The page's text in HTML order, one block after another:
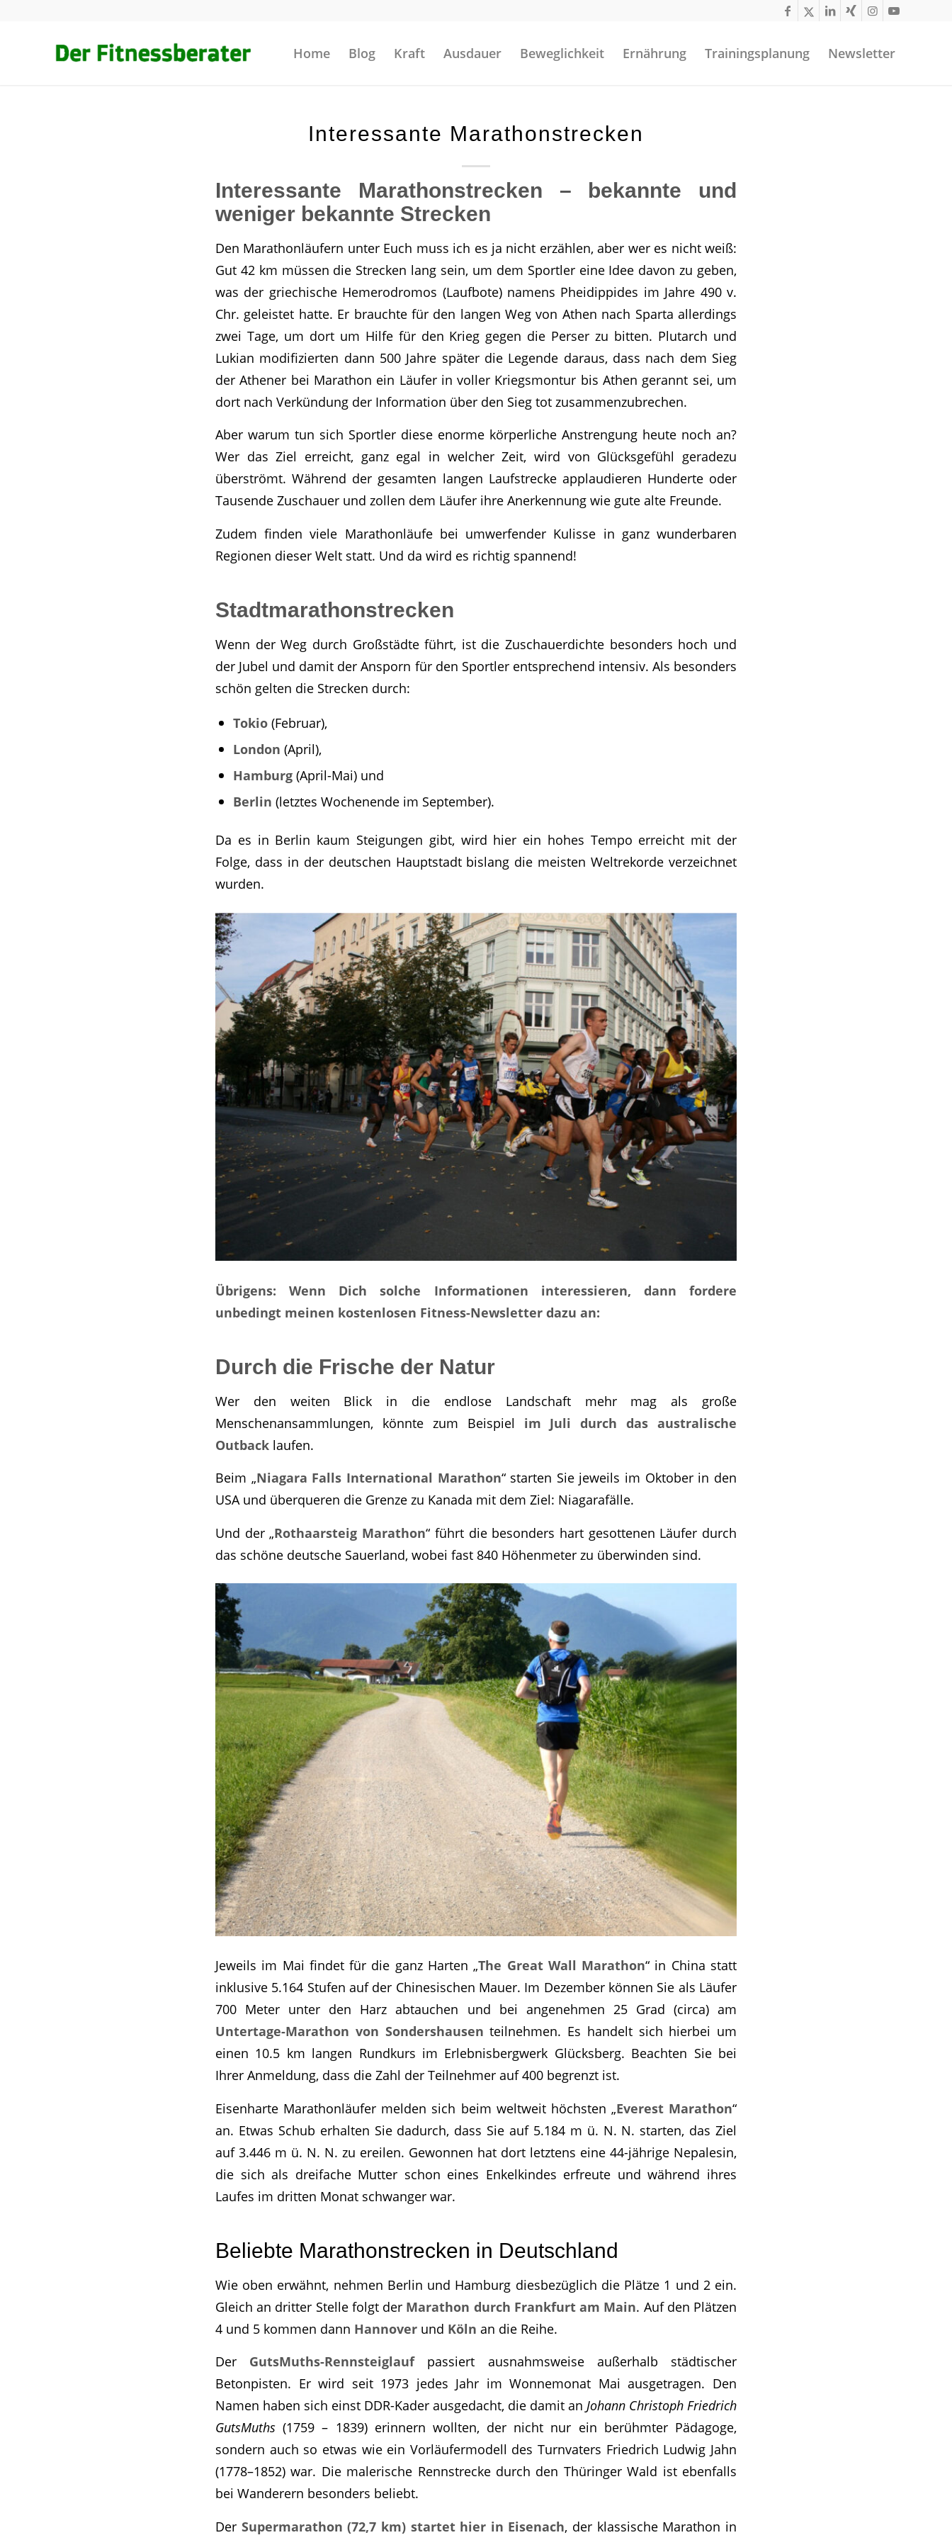
Home Blog Kraft Ausdauer Beweglichkeit Ernährung Trainingsplanung Newsletter
Interessante Marathonstrecken
Interessante Marathonstrecken – bekannte und
weniger bekannte Strecken
Den Marathonläufern unter Euch muss ich es ja nicht erzählen, aber wer es nicht weiß:
Gut 42 km müssen die Strecken lang sein, um dem Sportler eine Idee davon zu geben,
was der griechische Hemerodromos (Laufbote) namens Pheidippides im Jahre 490 v.
Chr. geleistet hatte. Er brauchte für den langen Weg von Athen nach Sparta allerdings
zwei Tage, um dort um Hilfe für den Krieg gegen die Perser zu bitten. Plutarch und
Lukian modifizierten dann 500 Jahre später die Legende daraus, dass nach dem Sieg
der Athener bei Marathon ein Läufer in voller Kriegsmontur bis Athen gerannt sei, um
dort nach Verkündung der Information über den Sieg tot zusammenzubrechen.
Aber warum tun sich Sportler diese enorme körperliche Anstrengung heute noch an?
Wer das Ziel erreicht, ganz egal in welcher Zeit, wird von Glücksgefühl geradezu
überströmt. Während der gesamten langen Laufstrecke applaudieren Hunderte oder
Tausende Zuschauer und zollen dem Läufer ihre Anerkennung wie gute alte Freunde.
Zudem finden viele Marathonläufe bei umwerfender Kulisse in ganz wunderbaren
Regionen dieser Welt statt. Und da wird es richtig spannend!
Stadtmarathonstrecken
Wenn der Weg durch Großstädte führt, ist die Zuschauerdichte besonders hoch und
der Jubel und damit der Ansporn für den Sportler entsprechend intensiv. Als besonders
schön gelten die Strecken durch:
Tokio (Februar),
London (April),
Hamburg (April-Mai) und
Berlin (letztes Wochenende im September).
Da es in Berlin kaum Steigungen gibt, wird hier ein hohes Tempo erreicht mit der
Folge, dass in der deutschen Hauptstadt bislang die meisten Weltrekorde verzeichnet
wurden.
Übrigens: Wenn Dich solche Informationen interessieren, dann fordere
unbedingt meinen kostenlosen Fitness-Newsletter dazu an:
Durch die Frische der Natur
Wer den weiten Blick in die endlose Landschaft mehr mag als große
Menschenansammlungen, könnte zum Beispiel im Juli durch das australische
Outback laufen.
Beim „Niagara Falls International Marathon“ starten Sie jeweils im Oktober in den
USA und überqueren die Grenze zu Kanada mit dem Ziel: Niagarafälle.
Und der „Rothaarsteig Marathon“ führt die besonders hart gesottenen Läufer durch
das schöne deutsche Sauerland, wobei fast 840 Höhenmeter zu überwinden sind.
Jeweils im Mai findet für die ganz Harten „The Great Wall Marathon“ in China statt
inklusive 5.164 Stufen auf der Chinesischen Mauer. Im Dezember können Sie als Läufer
700 Meter unter den Harz abtauchen und bei angenehmen 25 Grad (circa) am
Untertage-Marathon von Sondershausen teilnehmen. Es handelt sich hierbei um
einen 10.5 km langen Rundkurs im Erlebnisbergwerk Glücksberg. Beachten Sie bei
Ihrer Anmeldung, dass die Zahl der Teilnehmer auf 400 begrenzt ist.
Eisenharte Marathonläufer melden sich beim weltweit höchsten „Everest Marathon“
an. Etwas Schub erhalten Sie dadurch, dass Sie auf 5.184 m ü. N. N. starten, das Ziel
auf 3.446 m ü. N. N. zu ereilen. Gewonnen hat dort letztens eine 44-jährige Nepalesin,
die sich als dreifache Mutter schon eines Enkelkindes erfreute und während ihres
Laufes im dritten Monat schwanger war.
Beliebte Marathonstrecken in Deutschland
Wie oben erwähnt, nehmen Berlin und Hamburg diesbezüglich die Plätze 1 und 2 ein.
Gleich an dritter Stelle folgt der Marathon durch Frankfurt am Main. Auf den Plätzen
4 und 5 kommen dann Hannover und Köln an die Reihe.
Der GutsMuths-Rennsteiglaufpassiert ausnahmsweise außerhalb städtischer
Betonpisten. Er wird seit 1973 jedes Jahr im Wonnemonat Mai ausgetragen. Den
Namen haben sich einst DDR-Kader ausgedacht, die damit an Johann Christoph Friedrich
GutsMuths (1759 – 1839) erinnern wollten, der nicht nur ein berühmter Pädagoge,
sondern auch so etwas wie ein Vorläufermodell des Turnvaters Friedrich Ludwig Jahn
(1778–1852) war. Die malerische Rennstrecke durch den Thüringer Wald ist ebenfalls
bei Wanderern besonders beliebt.
Der Supermarathon (72,7 km) startet hier in Eisenach, der klassische Marathon in